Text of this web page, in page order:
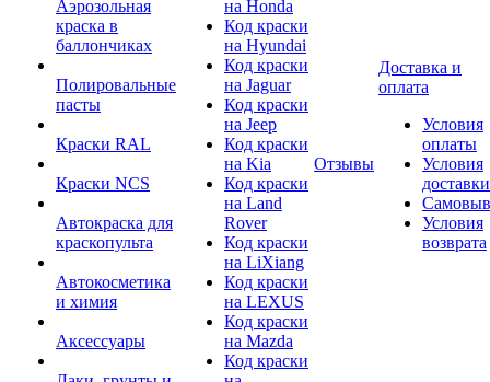
Аэрозольная
краска в
баллончиках
Полировальные
пасты
Краски RAL
Краски NCS
Автокраска для
краскопульта
Автокосметика
и химия
Аксессуары
на Honda
Код краски
на Hyundai
Код краски
на Jaguar
Код краски
на Jeep
Код краски
на Kia
Код краски
на Land
Rover
Код краски
на LiXiang
Код краски
на LEXUS
Код краски
на Mazda
Код краски
Отзывы
Доставка и
оплата
Условия
оплаты
Условия
доставки
Условия
возврата